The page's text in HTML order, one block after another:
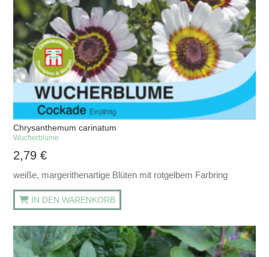
Chrysanthemum carinatum
Wucherblume
2,79€
weiße, margerithenartige Blüten mit rotgelbem Farbring
IN DEN WARENKORB